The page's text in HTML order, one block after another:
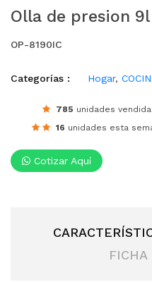
Olla de presion 9l
OP-8190IC
Categorías : Hogar,
785 unidades
16 unidades esta
Cotizar Aquí
FICHA